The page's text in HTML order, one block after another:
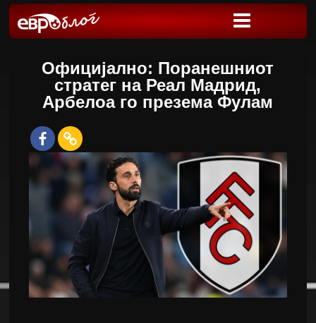
Официјално: Поранешниот
стратег на Реал Мадрид,
Арбелоа го презема Фулам